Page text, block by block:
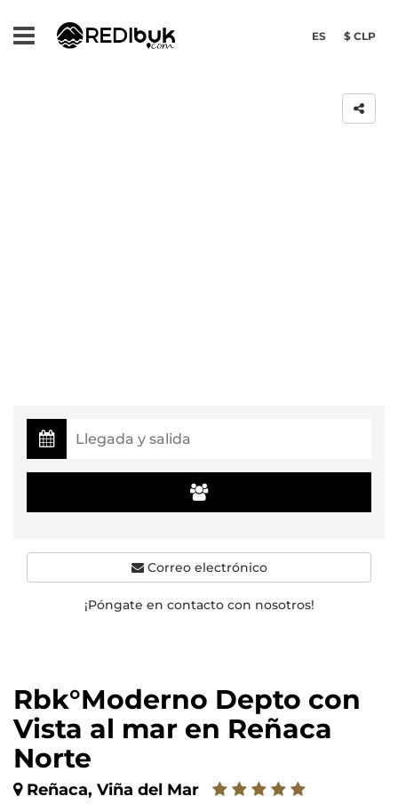
ES $ CLP
Rbk°Moderno Depto con
Vista al mar en Reñaca
Norte
Reñaca, Viña del Mar
Correo electrónico
¡Póngate en contacto con nosotros!